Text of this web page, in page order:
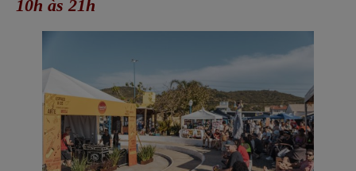
10h às 21h